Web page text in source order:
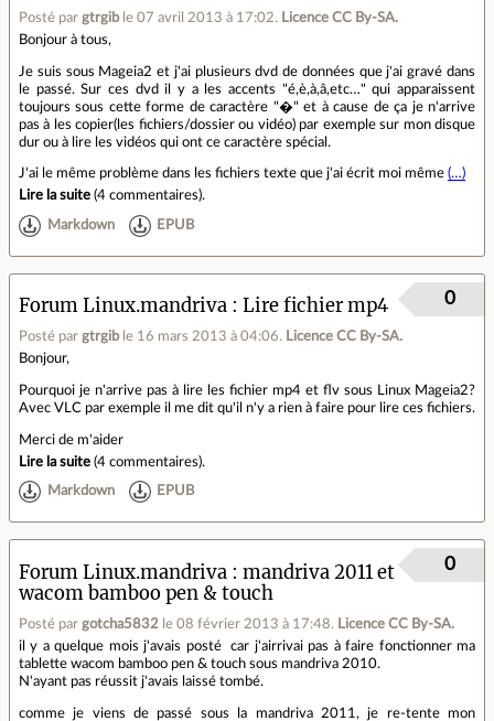
Posté par gtrgib le 07 avril 2013 à 17:02. Licence CC By‑SA.
Bonjour à tous,
Je suis sous Mageia2 et j'ai plusieurs dvd de données que j'ai gravé dans
le passé. Sur ces dvd il y a les accents "é,è,à,â,etc…" qui apparaissent
toujours sous cette forme de caractère "�" et à cause de ça je n'arrive
pas à les copier(les fichiers/dossier ou vidéo) par exemple sur mon disque
dur ou à lire les vidéos qui ont ce caractère spécial.
J'ai le même problème dans les fichiers texte que j'ai écrit moi même (…)
Lire la suite (4 commentaires).
Markdown EPUB
Forum Linux.mandriva Lire fichier mp4
Posté par gtrgib le 16 mars 2013 à 04:06. Licence CC By‑SA.
0
Bonjour,
Pourquoi je n'arrive pas à lire les fichier mp4 et flv sous Linux Mageia2?
Avec VLC par exemple il me dit qu'il n'y a rien à faire pour lire ces fichiers.
Merci de m'aider
Lire la suite (4 commentaires).
Markdown EPUB
Forum Linux.mandriva
mandriva 2011 et
wacom bamboo pen & touch
Posté par gotcha5832 le 08 février 2013 à 17:48. Licence CC By‑SA.
0
il y a quelque mois j'avais posté car j'airrivai pas à faire fonctionner ma
tablette wacom bamboo pen & touch sous mandriva 2010.
N'ayant pas réussit j'avais laissé tombé.
comme je viens de passé sous la mandriva 2011, je re-tente mon